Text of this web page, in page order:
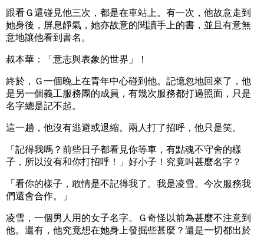
跟看Ｇ還碰見他三次，都是在車站上。有一次，他故意走到
她身後，屏息靜氣，她亦故意的閱讀手上的書，並且有意無
意地讓他看到書名。
叔本華：「意志與表象的世界」！
終於，Ｇ一個晚上在青年中心碰到他。記憶忽地回來了，他
是另一個義工服務團的成員，有幾次服務都打過照面，只是
名字總是記不起。
這一趟，他沒有逃避或退縮。兩人打了招呼，他只是笑。
「記得我嗎？前些日子都看見你等車，有點魂不守舍的樣
子，所以沒有和你打招呼！」好小子！究竟叫甚麼名字？
「看你的樣子，敢情是不記得我了。我是凌雪。今次服務我
們還會合作。」
凌雪，一個男人用的女子名字。Ｇ奇怪以前為甚麼不注意到
他。還有，他究竟想在她身上發掘些甚麼？還是一切都出於